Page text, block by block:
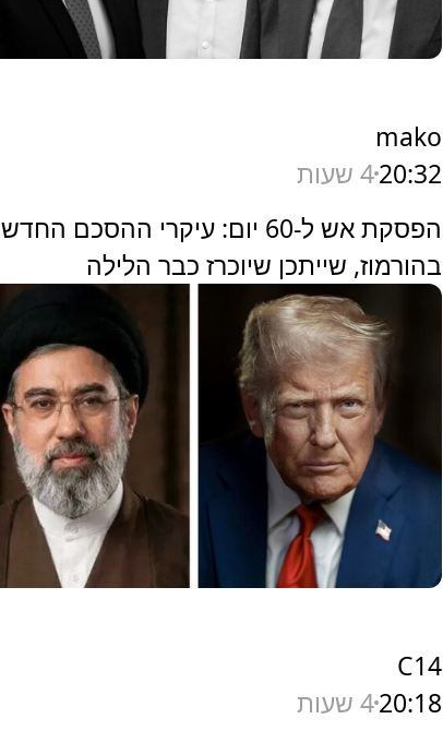
mako
20:324 שעות
הפסקת אש ל-60 יום: עיקרי ההסכם החדש
בהורמוז, שייתכן שיוכרז כבר הלילה
C14
20:184 שעות